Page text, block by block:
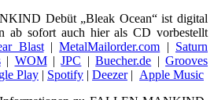
Debüt „Bleak Ocean“ ist digital
ab sofort auch hier als CD vorbestellt
Blast|MetalMailorder.com | Saturn
| WOM|JPC |Buecher.de |Grooves
Play | Spotify | Deezer| Apple Music